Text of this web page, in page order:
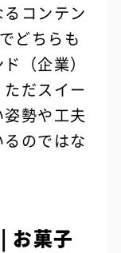
コンテン
どちらも
（企業）
だスイー
勢や工夫
のではな
お菓子